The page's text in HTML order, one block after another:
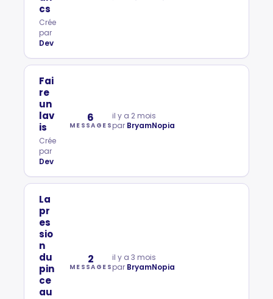
cs
Crée
par
Dev
Fai
re
un
lav
is
Crée
par
Dev
6
MESSAGES
il y a 2 mois
par BryamNopia
La
pr
es
sio
n
du
pin
ce
au
2
MESSAGES
il y a 3 mois
par BryamNopia